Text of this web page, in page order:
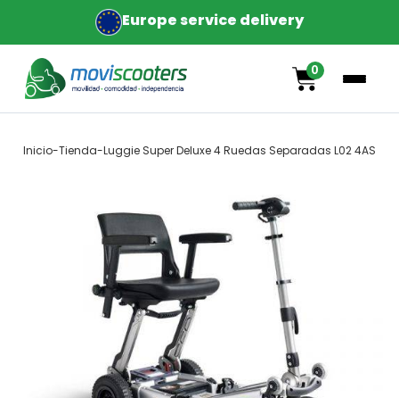
Europe service delivery
0
Inicio-Tienda-Luggie Super Deluxe 4 Ruedas Separadas L02 4AS